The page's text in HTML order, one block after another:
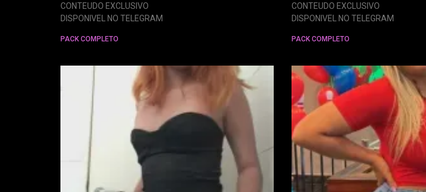
CONTEUDO EXCLUSIVO
DISPONIVEL NO TELEGRAM
PACK COMPLETO
CONTEUDO EXCLUSIVO
DISPONIVEL NO TELEGRAM
PACK COMPLETO